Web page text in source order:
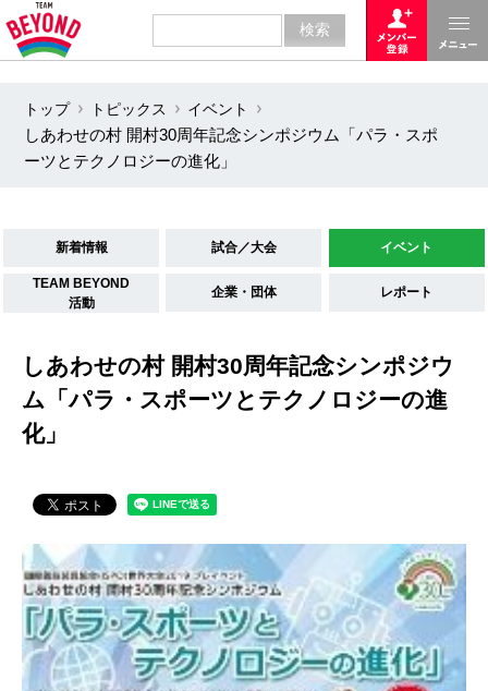
トップ トピックス
イベント
しあわせの村 開村30周年記念シンポジウム「パラ・スポ
ーツとテクノロジーの進化」
新着情報 試合／大会 イベント
TEAM BEYOND
活動
企業・団体 レポート
しあわせの村 開村30周年記念シンポジウ
ム「パラ・スポーツとテクノロジーの進
化」